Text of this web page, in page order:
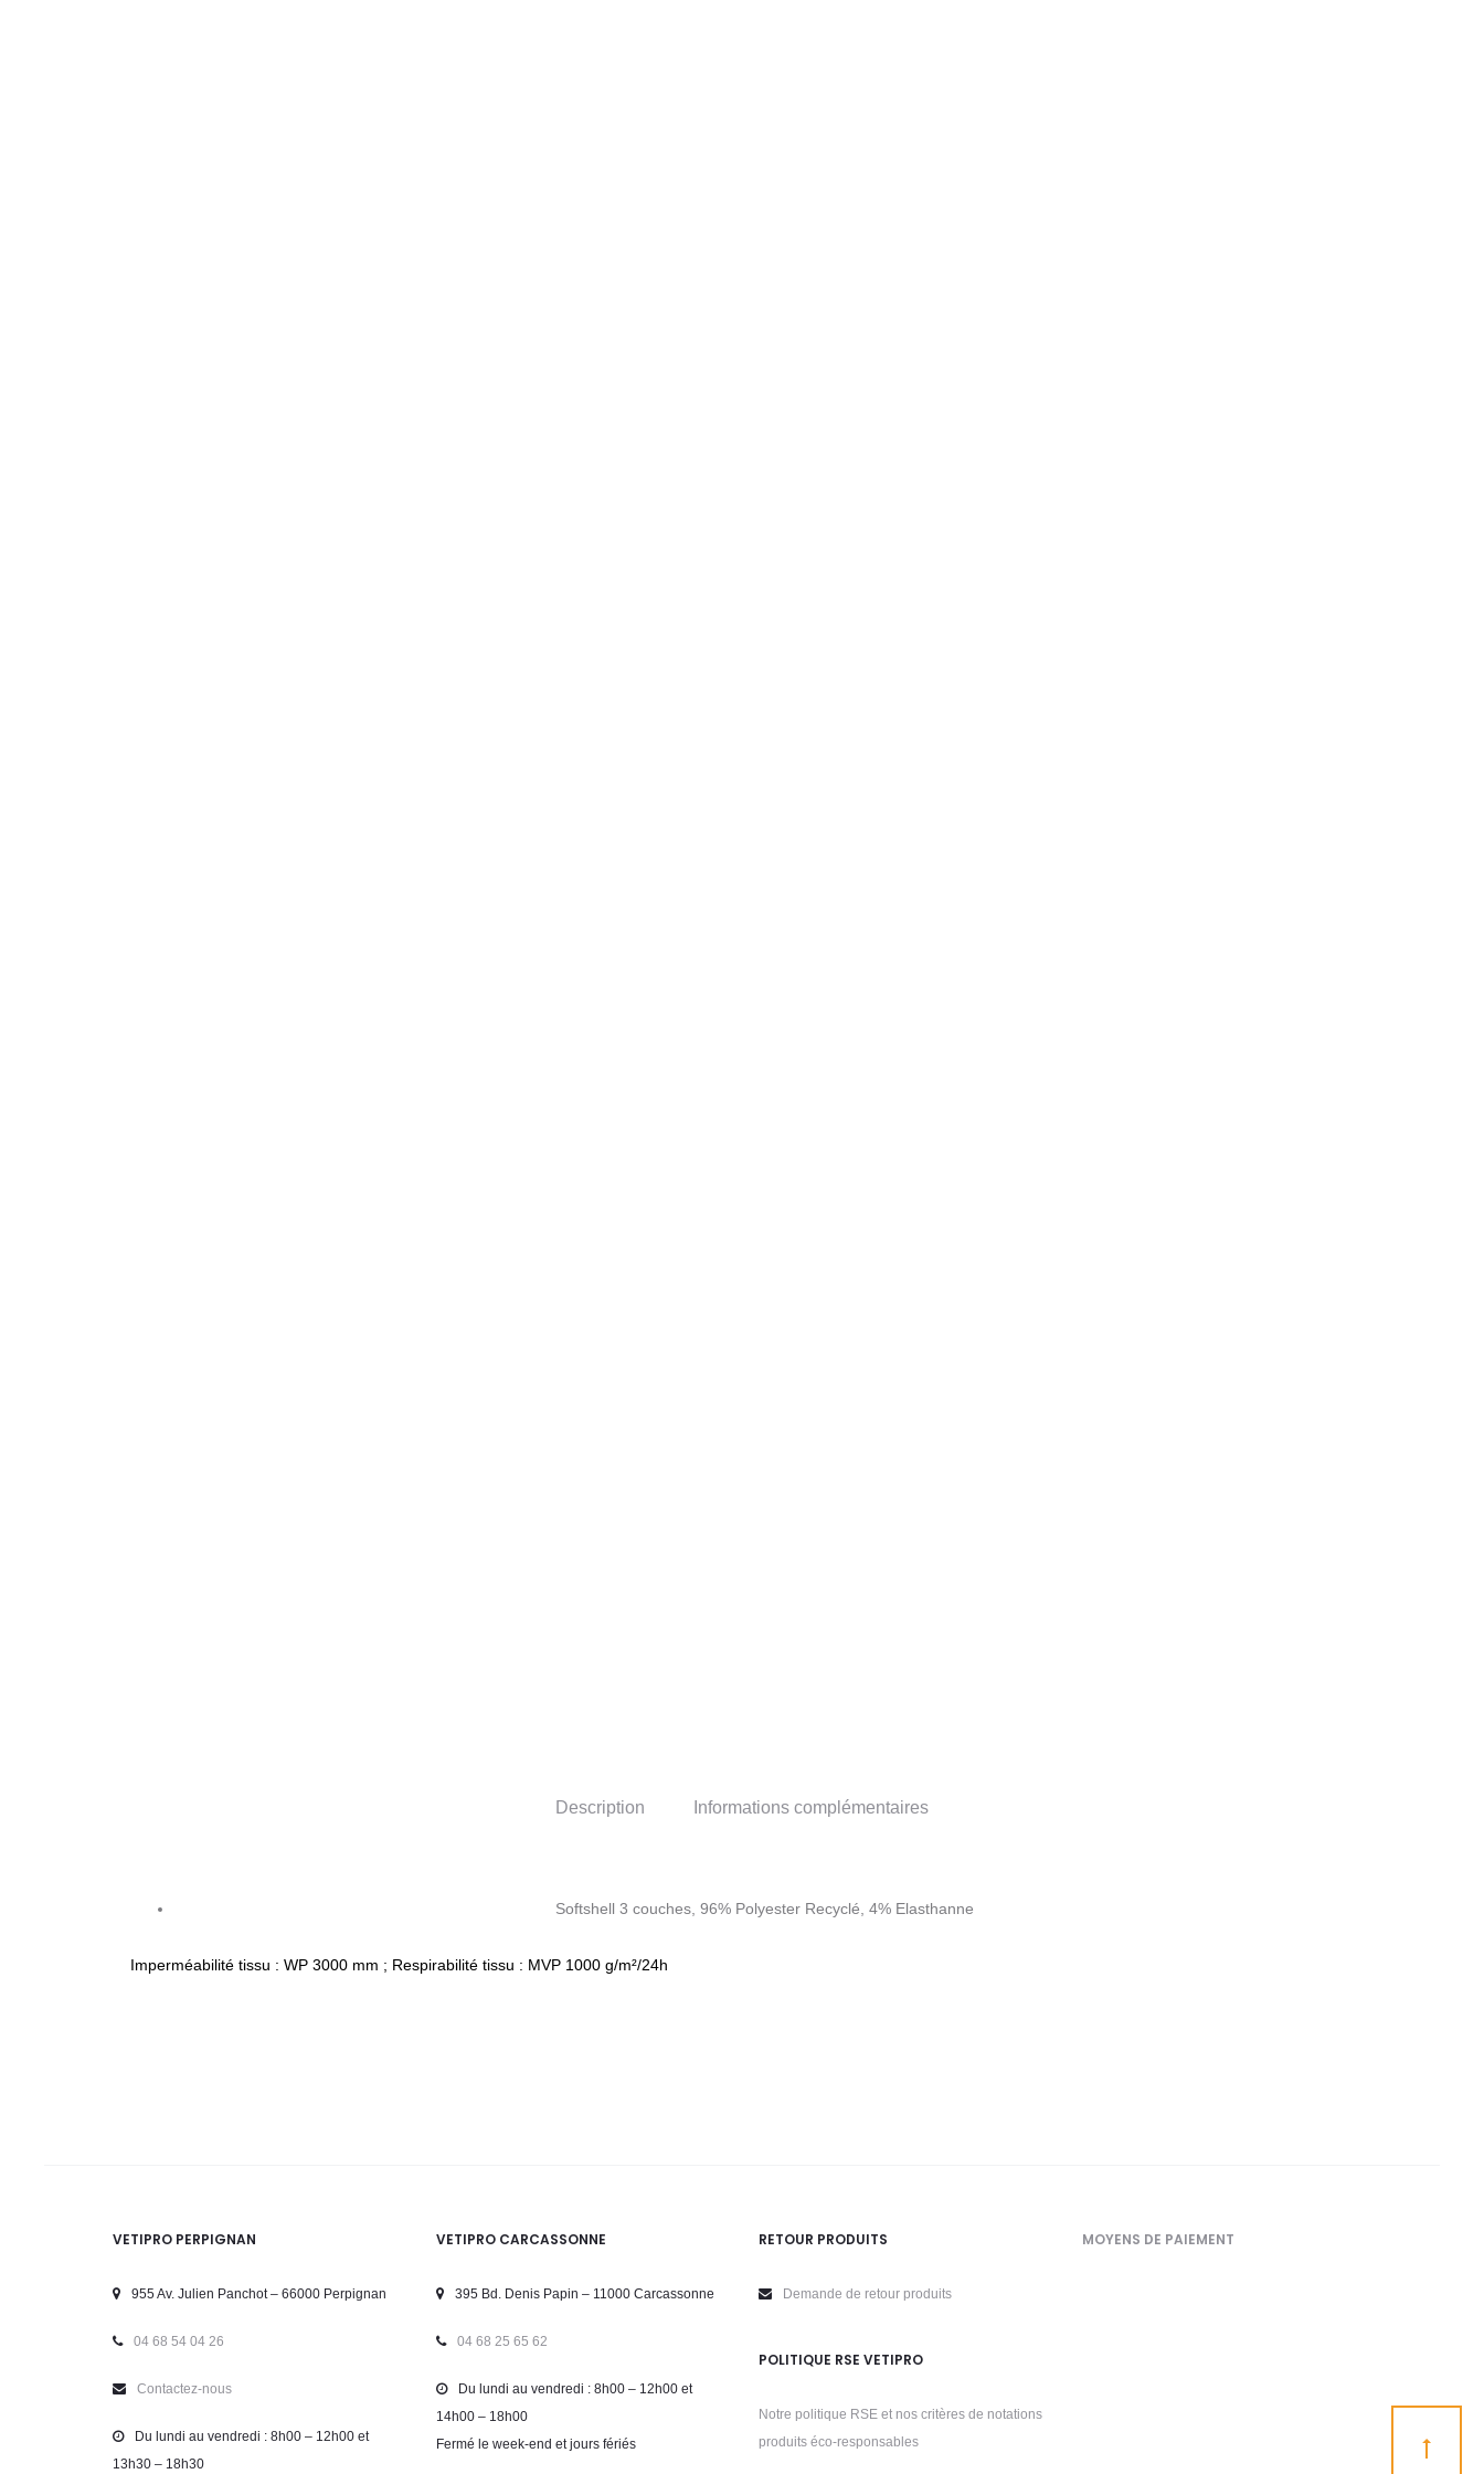
Description Informations complémentaires
Softshell 3 couches, 96% Polyester Recyclé, 4% Elasthanne
Imperméabilité tissu : WP 3000 mm ; Respirabilité tissu : MVP 1000 g/m²/24h
VETIPRO PERPIGNAN
955 Av. Julien Panchot – 66000 Perpignan
04 68 54 04 26
Contactez-nous
Du lundi au vendredi : 8h00 – 12h00 et
13h30 – 18h30
VETIPRO CARCASSONNE
395 Bd. Denis Papin – 11000 Carcassonne
04 68 25 65 62
Du lundi au vendredi : 8h00 – 12h00 et
14h00 – 18h00
Fermé le week-end et jours fériés
RETOUR PRODUITS
Demande de retour produits
POLITIQUE RSE VETIPRO
Notre politique RSE et nos critères de notations
produits éco-responsables
MOYENS DE PAIEMENT